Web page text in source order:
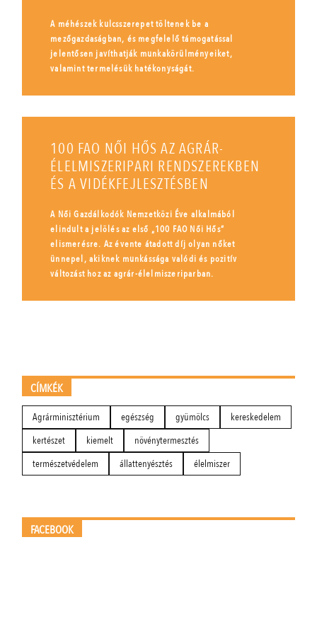
A méhészek kulcsszerepet töltenek be a
mezőgazdaságban, és megfelelő támogatással
jelentősen javíthatják munkakörülményeiket,
valamint termelésük hatékonyságát.
100 FAO NŐI HŐS AZ AGRÁR-
ÉLELMISZERIPARI RENDSZEREKBEN
ÉS A VIDÉKFEJLESZTÉSBEN
A Női Gazdálkodók Nemzetközi Éve alkalmából
elindult a jelölés az első „100 FAO Női Hős”
elismerésre. Az évente átadott díj olyan nőket
ünnepel, akiknek munkássága valódi és pozitív
változást hoz az agrár-élelmiszeriparban.
CÍMKÉK
Agrárminisztérium egészség gyümölcs
kereskedelem
kertészet
kiemelt
növénytermesztés
természetvédelem
állattenyésztés élelmiszer
FACEBOOK